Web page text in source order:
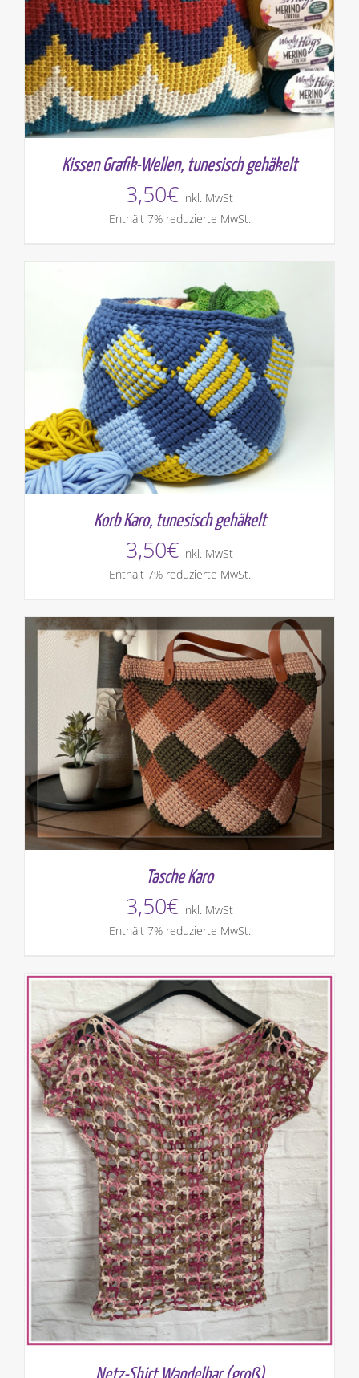
Kissen Grafik-Wellen, tunesisch gehäkelt
3,50€ inkl. MwSt
Enthält 7% reduzierte MwSt.
Korb Karo, tunesisch gehäkelt
3,50€ inkl. MwSt
Enthält 7% reduzierte MwSt.
Tasche Karo
3,50€ inkl. MwSt
Enthält 7% reduzierte MwSt.